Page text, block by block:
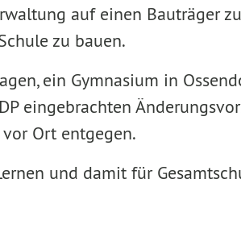
auf einen Bauträger
zu bauen.
ein Gymnasium in
eingebrachten
Ort entgegen.
und damit für